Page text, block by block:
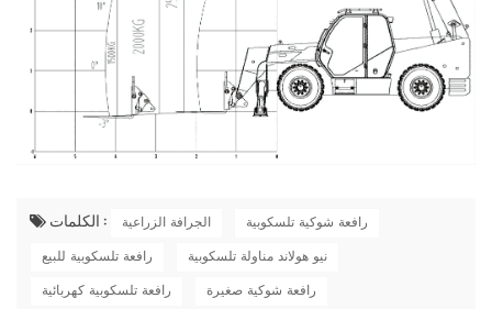
الكلمات : الجرافة الزراعية
رافعة شوكية تلسكوبية
رافعة تلسكوبية للبيع
نيو هولاند مناولة تلسكوبية
رافعة تلسكوبية كهربائية
رافعة شوكية صغيرة